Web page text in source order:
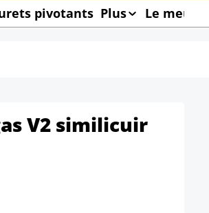
pivotants Plus Le
V2 similicuir